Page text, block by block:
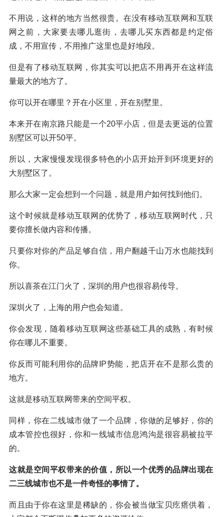
不用说，这样的地方当然很贵。在没有移动互联网和互联
网之前，大家要去哪儿逛街，去哪儿买东西都是约定俗
成，不用宣传，不用推广这里也是好地段。
但是有了移动互联网，你其实可以把店不用再开在这样流
量最大的地方了。
你可以开在哪里？开在小区里，开在别墅里。
本来开在南京路只能是一个20平小店，但是去更远的位置
别墅区可以开50平。
所以，大家慢慢发现很多特色的小店开始开到环境更好的
大别墅区了。
那么大家一定会想到一个问题，就是用户如何找到他们。
这个时候就是移动互联网的优势了，移动互联网时代，只
要你擅长做内容和传播。
只要你对你的产品足够自信，用户翻越千山万水也能找到
你。
所以喜茶在江门火了，深圳的用户也很容易传导。
深圳火了，上海的用户也会知道。
你会发现，随着移动互联网这些基础工具的成熟，有时候
你在哪儿不重要。
你反而可能利用你的品牌IP势能，把店开在不是那么贵的
地方。
这就是移动互联网带来的空间平权。
同样，你在二线城市做了一个品牌，你做的足够好，你的
成本管控也很好，你和一线城市信息鸿沟是很容易被拉平
的。
这就是空间平权带来的价值，所以一个优秀的品牌出现在
二三线城市也不是一件奇怪的事情了。
而且由于你在这里是稀缺的，你会被当做宝贝疙瘩供着，